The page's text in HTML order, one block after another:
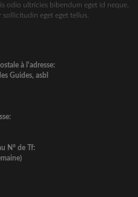
odio ultricies bibendum eget id neque.
sollicitudin eget eget tellus.
à l'adresse:
Guides, asbl
N° de Tf: